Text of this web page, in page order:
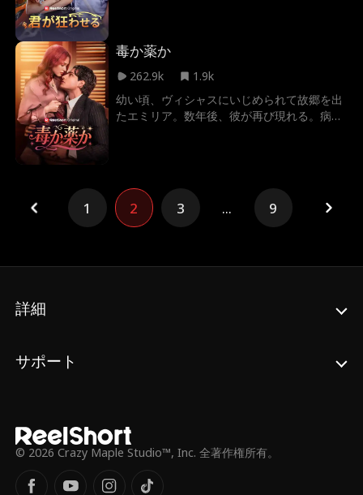
め、彼女は元レーシングドライバーでマーズ
モーターグループのCEOであるトリステン・
探し続けてきた夜の相手の正体は一体……
毒か薬か
262.9k
1.9k
幼い頃、ヴィシャスにいじめられて故郷を出
たエミリア。数年後、彼が再び現れる。病気
人の過去と、新しい未来。 今度は違う結末を
迎えられるのか？
1 2 3 ... 9
詳細
サポート
© 2026 Crazy Maple Studio™, Inc. 全著作権所有。